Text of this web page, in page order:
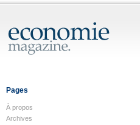
Pages
À propos
Archives